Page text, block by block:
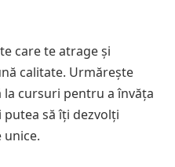
care te atrage și
calitate. Urmărește
cursuri pentru a învăța
putea să îți dezvolți
unice.